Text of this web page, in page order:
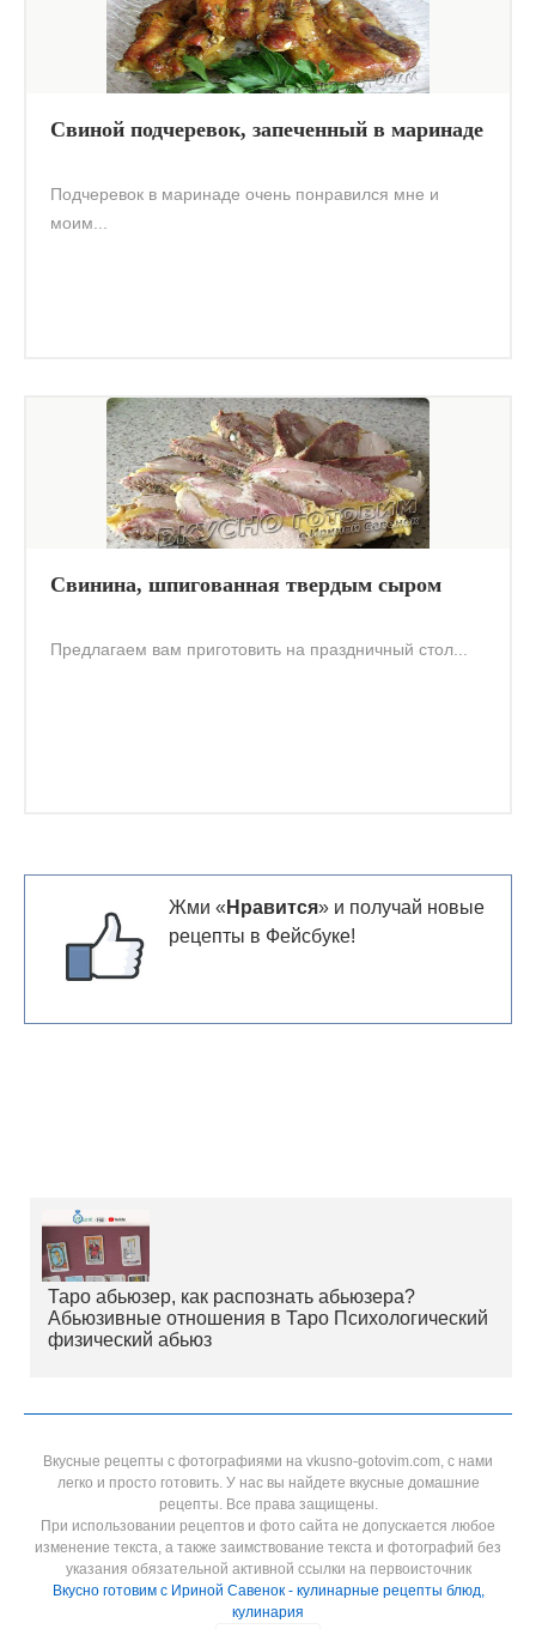
Свиной подчеревок, запеченный в маринаде
Подчеревок в маринаде очень понравился мне и
моим...
Свинина, шпигованная твердым сыром
Предлагаем вам приготовить на праздничный стол...
Жми « Нравится» и получай новые
рецепты в Фейсбуке!
Таро абьюзер, как распознать абьюзера?
Абьюзивные отношения в Таро Психологический
физический абьюз
Вкусные рецепты с фотографиями на vkusno-gotovim.com, с нами
легко и просто готовить. У нас вы найдете вкусные домашние
рецепты. Все права защищены.
При использовании рецептов и фото сайта не допускается любое
изменение текста, а также заимствование текста и фотографий без
указания обязательной активной ссылки на первоисточник
Вкусно готовим с Ириной Савенок - кулинарные рецепты блюд,
кулинария